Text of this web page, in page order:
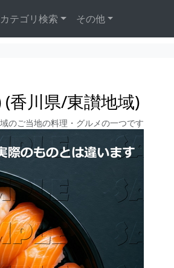
カテゴリ検索 その他
香川県/東讃地域)
のご当地の料理・グルメの一つです